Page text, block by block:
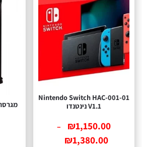
Nintendo Switch HAC-001-01
V1.1 נינטנדו
₪1,150.00
–
₪1,380.00